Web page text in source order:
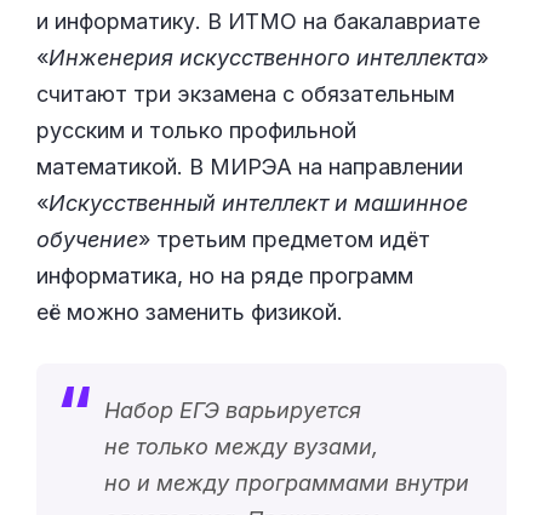
и информатику. В ИТМО на бакалавриате
«Инженерия искусственного интеллекта»
считают три экзамена с обязательным
русским и только профильной
математикой. В МИРЭА на направлении
«Искусственный интеллект и машинное
обучение» третьим предметом идёт
информатика, но на ряде программ
её можно заменить физикой.
Набор ЕГЭ варьируется
не только между вузами,
но и между программами внутри